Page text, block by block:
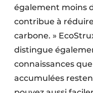
également moins
contribue à
carbone. »
distingue
connaissances
accumulées